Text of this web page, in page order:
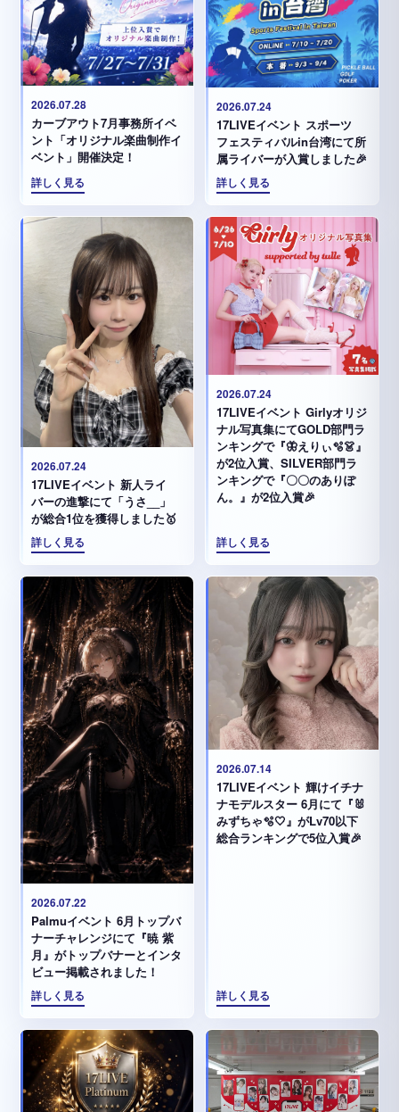
2026.07.28
カーブアウト7月事務所イベ
ント「オリジナル楽曲制作イ
ベント」開催決定！
詳しく見る
2026.07.24
17LIVEイベント スポーツ
フェスティバルin台湾にて所
属ライバーが入賞しました🎉
詳しく見る
2026.07.24
17LIVEイベント 新人ライ
バーの進撃にて「うさ__」
が総合1位を獲得しました🥇
詳しく見る
2026.07.24
17LIVEイベント Girlyオリジ
ナル写真集にてGOLD部門ラ
ンキングで『🦋えりぃ🫧👗』
が2位入賞、SILVER部門ラ
ンキングで『〇〇のありぽ
ん。』が2位入賞🎉
詳しく見る
2026.07.22
Palmuイベント 6月トップバ
ナーチャレンジにて『暁 紫
月』がトップバナーとインタ
ビュー掲載されました！
詳しく見る
2026.07.14
17LIVEイベント 輝けイチナ
ナモデルスター 6月にて『🐰
みずちゃ️🫧🤍』がLv70以下
総合ランキングで5位入賞🎉
詳しく見る